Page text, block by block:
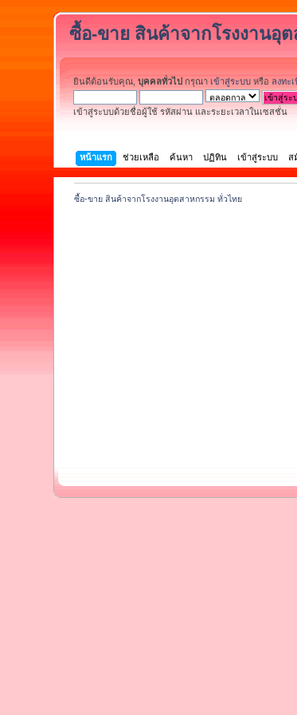
ซื้อ-ขาย สินค้าจากโรงงานอุ
ยินดีต้อนรับคุณ,บุคคลทั่วไป กรุณา เข้าสู่ระบบ หรือ ลงทะ
เข้าสู่ระบบด้วยชื่อผู้ใช้ รหัสผ่าน และระยะเวลาในเซสชั่น
หน้าแรก ช่วยเหลือ ค้นหา ปฏิทิน เข้าสู่ระบบ ส
ซื้อ-ขาย สินค้าจากโรงงานอุตสาหกรรม ทั่วไทย